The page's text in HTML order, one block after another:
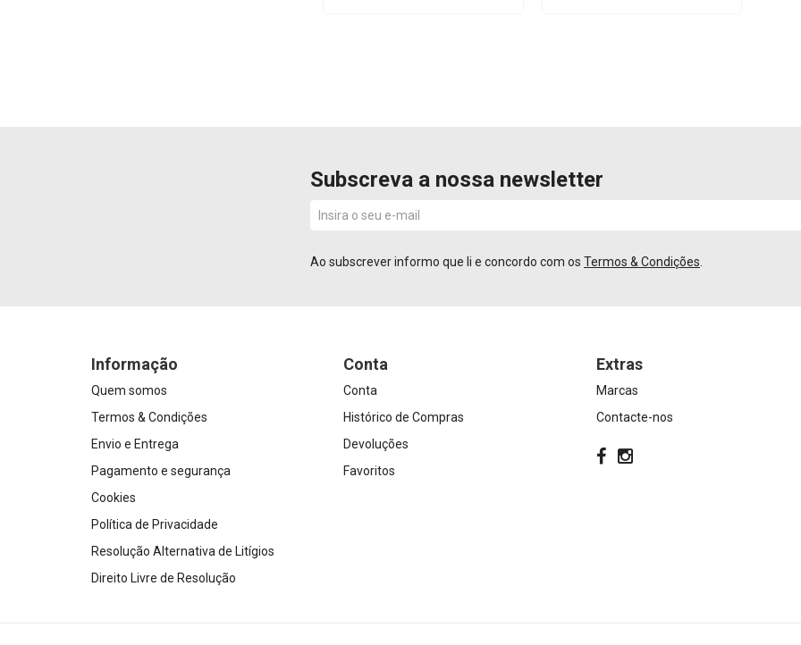
Subscreva a nossa newsletter
Ao subscrever informo que li e concordo com os Termos & Condições
Informação
Quem somos
Termos & Condições
Envio e Entrega
Pagamento e segurança
Cookies
Política de Privacidade
Resolução Alternativa de Litígios
Direito Livre de Resolução
Conta
Conta
Histórico de Compras
Devoluções
Favoritos
Extras
Marcas
Contacte-nos